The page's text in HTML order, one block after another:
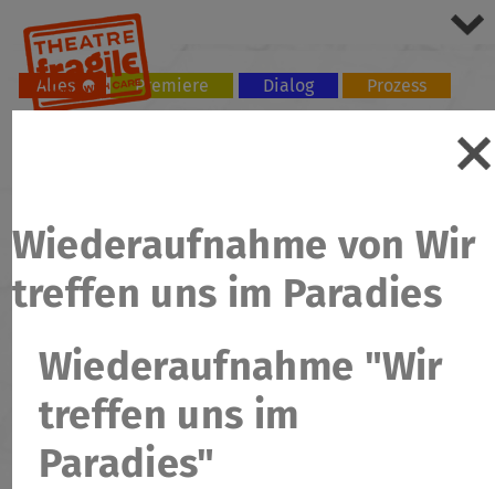
Alles Premiere Dialog
Prozess
Wiederaufnahme von Wir
treffen uns im Paradies
Wiederaufnahme "Wir
treffen uns im
Paradies"